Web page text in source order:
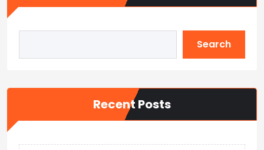
Search
Recent Posts